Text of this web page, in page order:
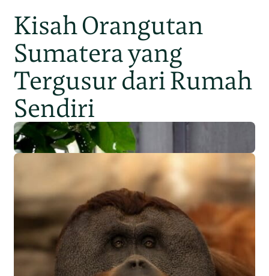
Kisah Orangutan
Sumatera yang
Tergusur dari Rumah
Sendiri